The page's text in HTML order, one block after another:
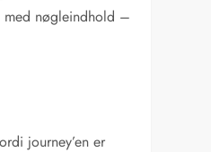
med nøgleindhold –
journey’en er